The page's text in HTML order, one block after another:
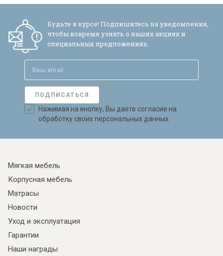
Будьте в курсе! Подпишитесь на уведомления,
чтобы вовремя узнать о наших акциях и
специальных предложениях.
ПОДПИСАТЬСЯ
Нажимая на кнопку, Вы даете согласие на
обработку своих персональных данных
Мягкая мебель
Корпусная мебель
Матрасы
Новости
Уход и эксплуатация
Гарантии
Наши награды